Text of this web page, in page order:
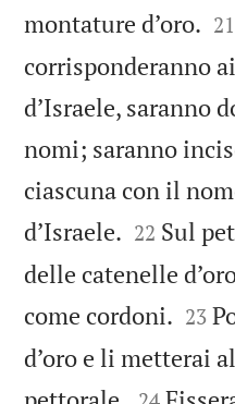
montature d’oro. 

21
corrisponderanno
d’Israele, saranno
nomi; saranno
ciascuna con il
d’Israele. 

22 Sul
delle catenelle
come cordoni. 

23
d’oro e li metterai